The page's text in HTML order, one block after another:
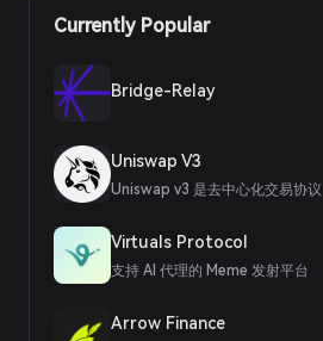
Currently Popular
Bridge-Relay
Uniswap V3
Uniswap v3 是去中心化交易协议
Virtuals Protocol
支持 AI 代理的 Meme 发射平台
Arrow Finance